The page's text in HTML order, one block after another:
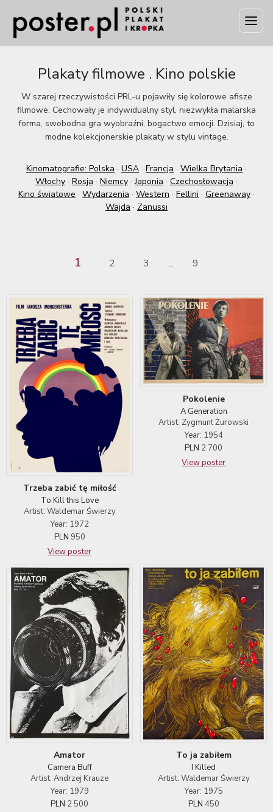
Plakaty filmowe . Kino polskie
W szarej rzeczywistości PRL-u pojawiły się kolorowe afisze
filmowe. Cechowały je indywidualny styl, niezwykła malarska
forma, swobodna gra wyobraźni, bogactwo emocji. Dzisiaj, to
modne kolekcjonerskie plakaty w stylu vintage.
Kinomatografie: Polska · USA · Francja · Wielka Brytania ·
Włochy · Rosja · Niemcy ·Japonia · Czechosłowacja ·
Kino światowe · Wydarzenia · Western · Fellini · Greenaway ·
Wajda · Zanussi
1 2 3 ... 9
Trzeba zabić tę miłość
To Kill this Love
Artist: Waldemar Świerzy
Year: 1972
PLN 950
View poster
Pokolenie
A Generation
Artist: Zygmunt Żurowski
Year: 1954
PLN 2 700
View poster
Amator
Camera Buff
Artist: Andrzej Krauze
Year: 1979
PLN 2 500
To ja zabiłem
I Killed
Artist: Waldemar Świerzy
Year: 1975
PLN 450